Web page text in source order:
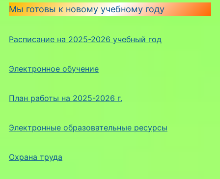
Мы готовы к новому учебному году
Расписание на 2025-2026 учебный год
Электронное обучение
План работы на 2025-2026 г.
Электронные образовательные ресурсы
Охрана труда